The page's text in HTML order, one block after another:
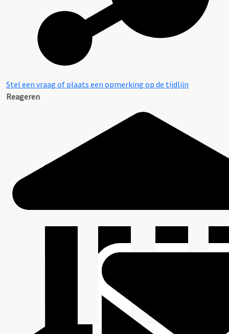
Stel een vraag of plaats een opmerking op de tijdlijn
Reageren